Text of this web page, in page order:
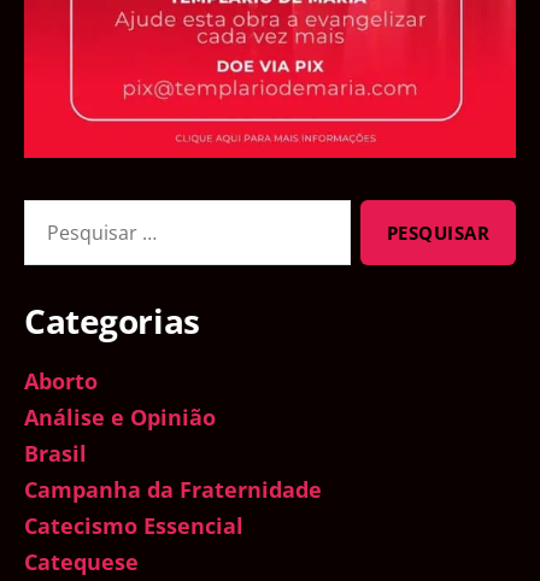
por:
Categorias
Aborto
Análise e Opinião
Brasil
Campanha da Fraternidade
Catecismo Essencial
Catequese